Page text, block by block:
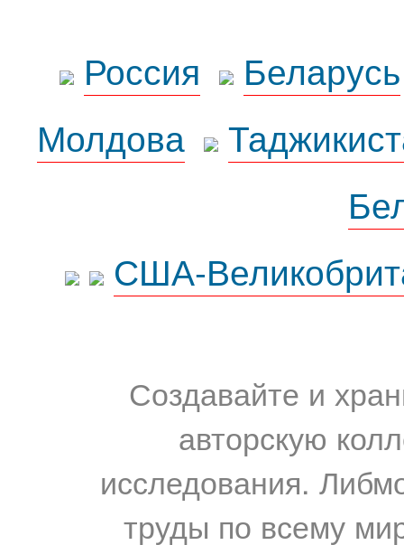
Россия
Беларусь
Молдова
США-
Создавайте и
авторскую
исследования.
труды по всему